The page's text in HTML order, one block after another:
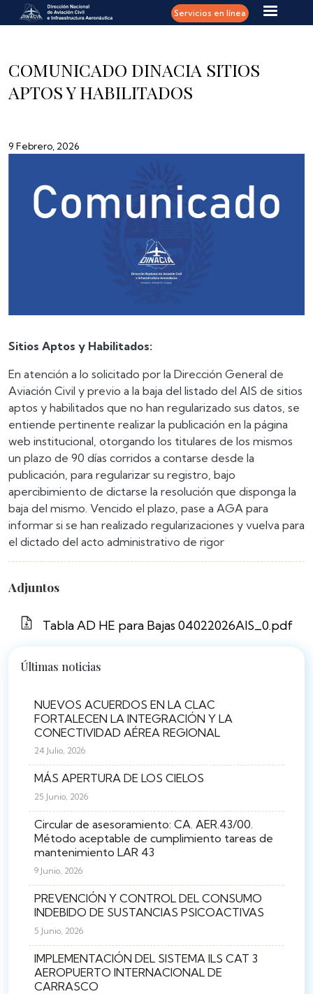
Pasar al contenido principal Servicios en línea
COMUNICADO DINACIA SITIOS
APTOS Y HABILITADOS
9 Febrero, 2026
Sitios Aptos y Habilitados:
En atención a lo solicitado por la Dirección General de
Aviación Civil y previo a la baja del listado del AIS de sitios
aptos y habilitados que no han regularizado sus datos, se
entiende pertinente realizar la publicación en la página
web institucional, otorgando los titulares de los mismos
un plazo de 90 días corridos a contarse desde la
publicación, para regularizar su registro, bajo
apercibimiento de dictarse la resolución que disponga la
baja del mismo. Vencido el plazo, pase a AGA para
informar si se han realizado regularizaciones y vuelva para
el dictado del acto administrativo de rigor
Adjuntos
Tabla AD HE para Bajas 04022026AIS_0.pdf
Últimas noticias
NUEVOS ACUERDOS EN LA CLAC
FORTALECEN LA INTEGRACIÓN Y LA
CONECTIVIDAD AÉREA REGIONAL
24 Julio, 2026
MÁS APERTURA DE LOS CIELOS
25 Junio, 2026
Circular de asesoramiento: CA. AER.43/00.
Método aceptable de cumplimiento tareas de
mantenimiento LAR 43
9 Junio, 2026
PREVENCIÓN Y CONTROL DEL CONSUMO
INDEBIDO DE SUSTANCIAS PSICOACTIVAS
5 Junio, 2026
IMPLEMENTACIÓN DEL SISTEMA ILS CAT 3
AEROPUERTO INTERNACIONAL DE
CARRASCO